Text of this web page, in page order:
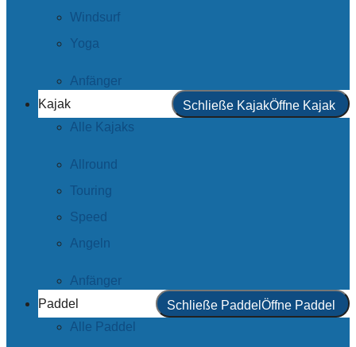
Windsurf
Yoga
Anfänger
Kajak
Schließe KajakÖffne Kajak
Alle Kajaks
Allround
Touring
Speed
Angeln
Anfänger
Paddel
Schließe Paddel Öffne Paddel
Alle Paddel